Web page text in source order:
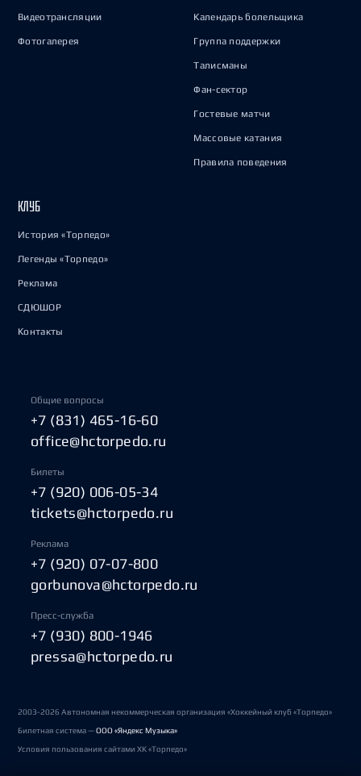
Видеотрансляции
Фотогалерея
Календарь болельщика
Группа поддержки
Талисманы
Фан-сектор
Гостевые матчи
Массовые катания
Правила поведения
КЛУБ
История «Торпедо»
Легенды «Торпедо»
Реклама
СДЮШОР
Контакты
Общие вопросы
+7 (831) 465-16-60
office@hctorpedo.ru
Билеты
+7 (920) 006-05-34
tickets@hctorpedo.ru
Реклама
+7 (920) 07-07-800
gorbunova@hctorpedo.ru
Пресс-служба
+7 (930) 800-1946
pressa@hctorpedo.ru
2003-2026 Автономная некоммерческая организация «Хоккейный клуб «Торпедо»
Билетная система —ООО «Яндекс Музыка»
Условия пользования сайтами ХК «Торпедо»